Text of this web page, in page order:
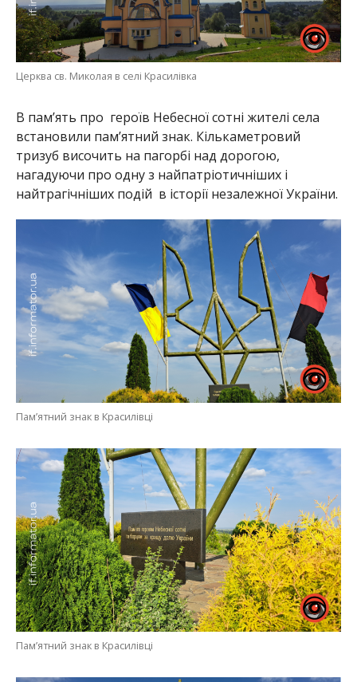
Церква св. Миколая в селі Красилівка
В пам’ять про героїв Небесної сотні жителі села
встановили пам’ятний знак. Кількаметровий
тризуб височить на пагорбі над дорогою,
нагадуючи про одну з найпатріотичніших і
найтрагічніших подій в історії незалежної України.
Пам’ятний знак в Красилівці
Пам’ятний знак в Красилівці